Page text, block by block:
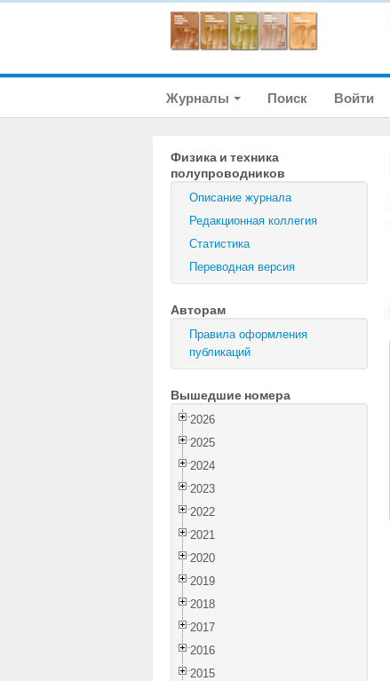
Журналы Поиск Войти
Физика и техника
полупроводников
Описание журнала
Редакционная коллегия
Статистика
Переводная версия
Авторам
Правила оформления
публикаций
Вышедшие номера
2026
2025
2024
2023
2022
2021
2020
2019
2018
2017
2016
2015